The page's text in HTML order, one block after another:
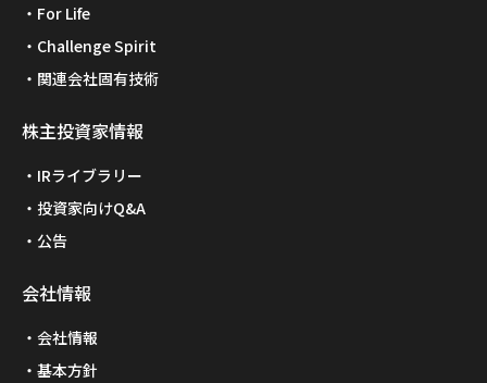
For Life
Challenge Spirit
関連会社固有技術
株主投資家情報
IRライブラリー
投資家向けQ&A
公告
会社情報
会社情報
基本方針